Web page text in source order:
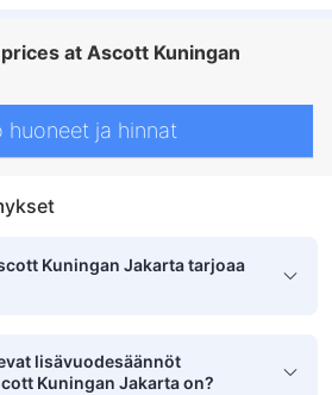
at Ascott Kuningan
huoneet ja hinnat
Kuningan Jakarta tarjoaa
lisävuodesäännöt
Kuningan Jakarta on?